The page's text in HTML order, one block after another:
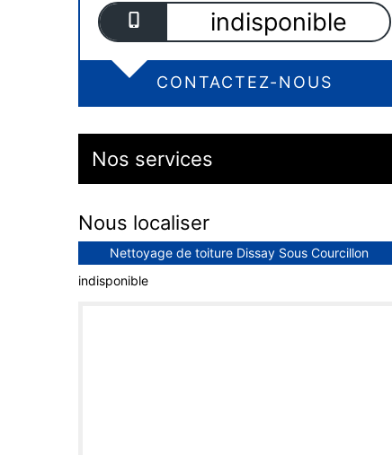
indisponible
CONTACTEZ-NOUS
Nos services
Nous localiser
Nettoyage de toiture Dissay Sous Courcillon
indisponible